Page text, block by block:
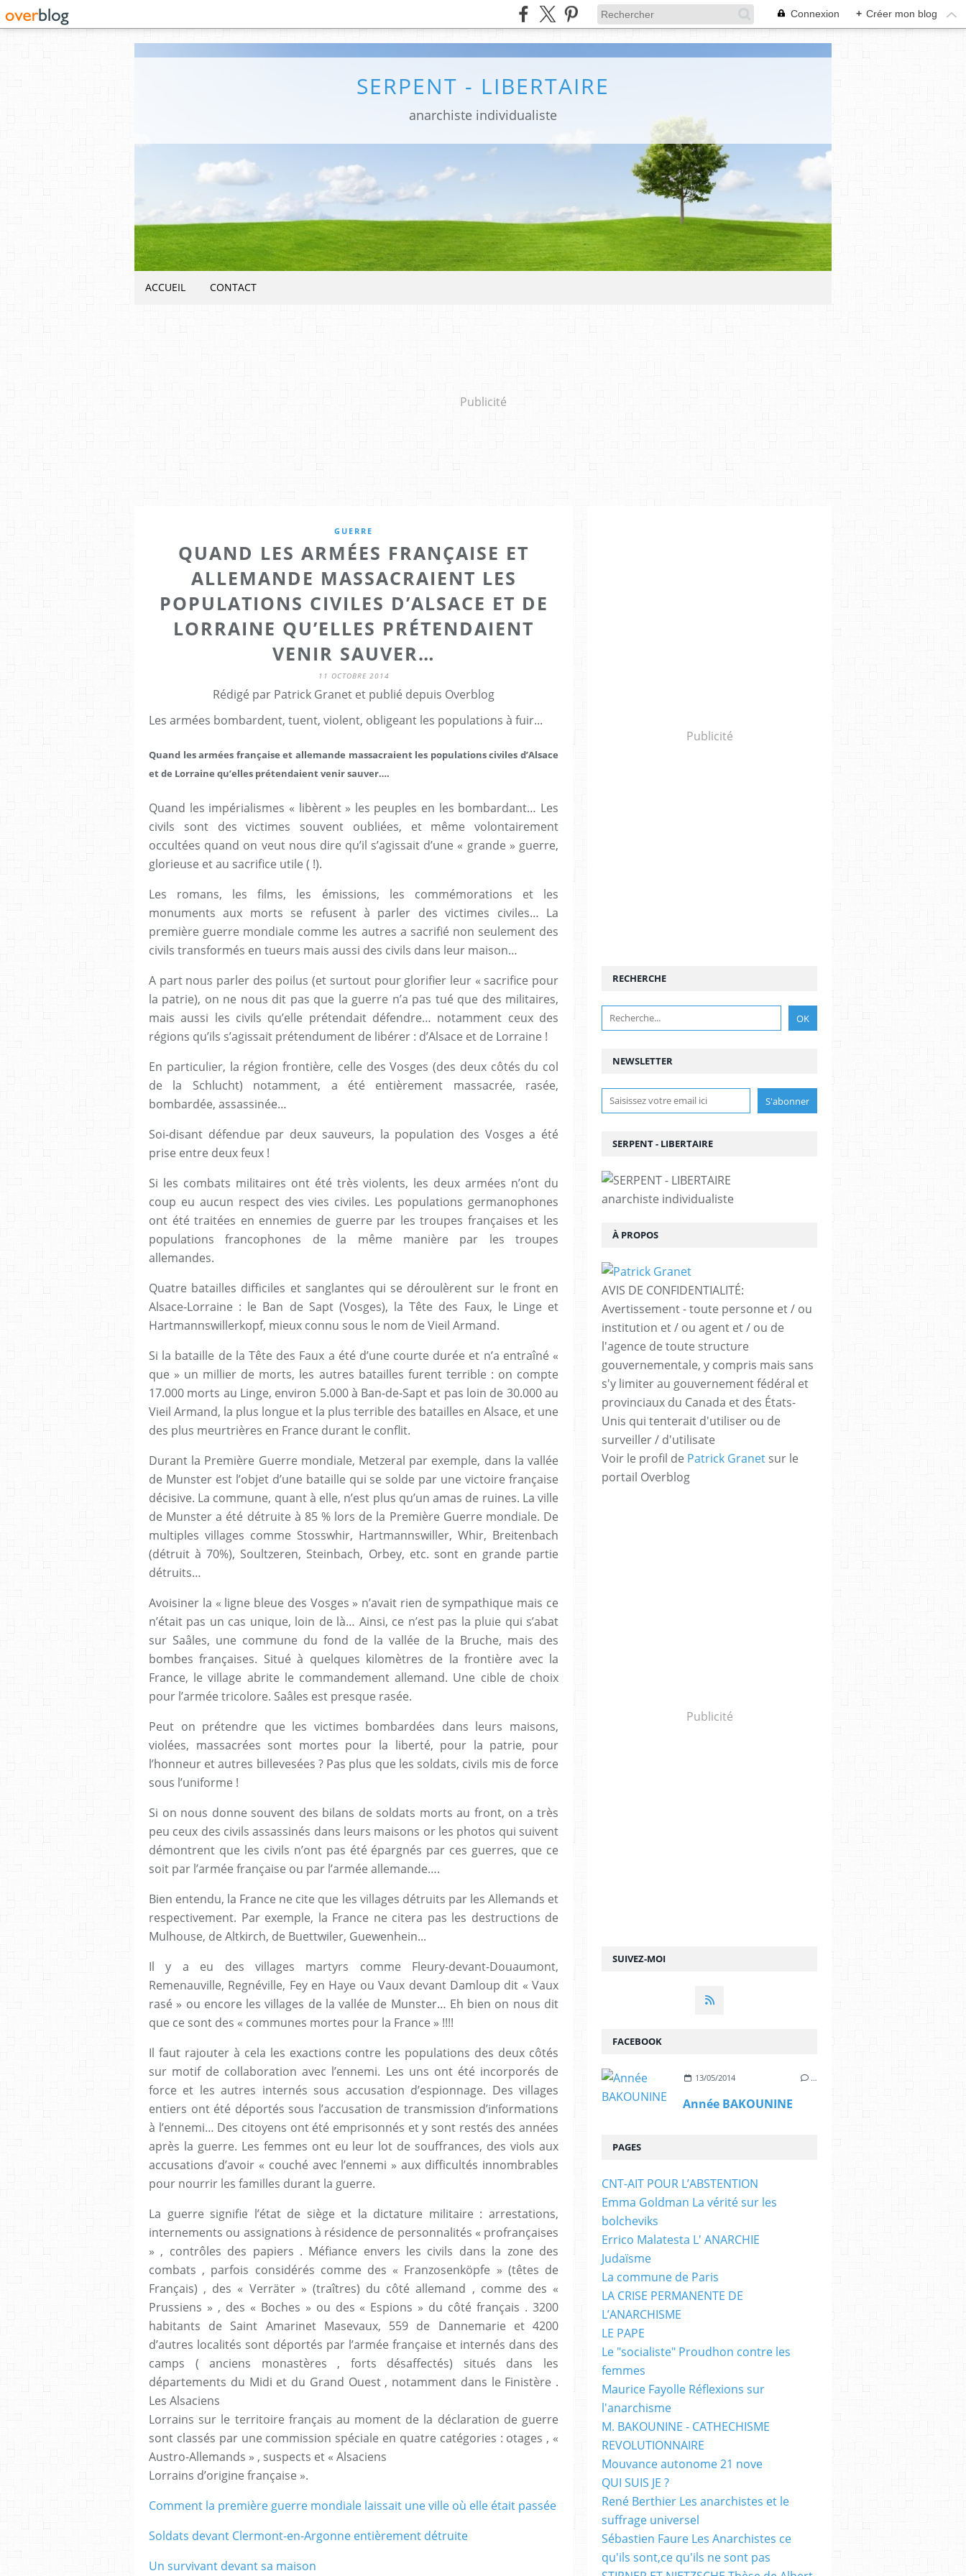
Connexion + Créer mon blog
SERPENT - LIBERTAIRE
anarchiste individualiste
ACCUEIL CONTACT
Publicité
GUERRE
QUAND LES ARMÉES FRANÇAISE ET
ALLEMANDE MASSACRAIENT LES
POPULATIONS CIVILES D’ALSACE ET DE
LORRAINE QU’ELLES PRÉTENDAIENT
VENIR SAUVER…
11 OCTOBRE 2014
Rédigé par Patrick Granet et publié depuis Overblog
Les armées bombardent, tuent, violent, obligeant les populations à fuir...
Quand les armées française et allemande massacraient les populations civiles d’Alsace
et de Lorraine qu’elles prétendaient venir sauver….
Quand les impérialismes « libèrent » les peuples en les bombardant… Les
civils sont des victimes souvent oubliées, et même volontairement
occultées quand on veut nous dire qu’il s’agissait d’une « grande » guerre,
glorieuse et au sacrifice utile ( !).
Les romans, les films, les émissions, les commémorations et les
monuments aux morts se refusent à parler des victimes civiles… La
première guerre mondiale comme les autres a sacrifié non seulement des
civils transformés en tueurs mais aussi des civils dans leur maison…
A part nous parler des poilus (et surtout pour glorifier leur « sacrifice pour
la patrie), on ne nous dit pas que la guerre n’a pas tué que des militaires,
mais aussi les civils qu’elle prétendait défendre… notamment ceux des
régions qu’ils s’agissait prétendument de libérer : d’Alsace et de Lorraine !
En particulier, la région frontière, celle des Vosges (des deux côtés du col
de la Schlucht) notamment, a été entièrement massacrée, rasée,
bombardée, assassinée…
Soi-disant défendue par deux sauveurs, la population des Vosges a été
prise entre deux feux !
Si les combats militaires ont été très violents, les deux armées n’ont du
coup eu aucun respect des vies civiles. Les populations germanophones
ont été traitées en ennemies de guerre par les troupes françaises et les
populations francophones de la même manière par les troupes
allemandes.
Quatre batailles difficiles et sanglantes qui se déroulèrent sur le front en
Alsace-Lorraine : le Ban de Sapt (Vosges), la Tête des Faux, le Linge et
Hartmannswillerkopf, mieux connu sous le nom de Vieil Armand.
Si la bataille de la Tête des Faux a été d’une courte durée et n’a entraîné «
que » un millier de morts, les autres batailles furent terrible : on compte
17.000 morts au Linge, environ 5.000 à Ban-de-Sapt et pas loin de 30.000 au
Vieil Armand, la plus longue et la plus terrible des batailles en Alsace, et une
des plus meurtrières en France durant le conflit.
Durant la Première Guerre mondiale, Metzeral par exemple, dans la vallée
de Munster est l’objet d’une bataille qui se solde par une victoire française
décisive. La commune, quant à elle, n’est plus qu’un amas de ruines. La ville
de Munster a été détruite à 85 % lors de la Première Guerre mondiale. De
multiples villages comme Stosswhir, Hartmannswiller, Whir, Breitenbach
(détruit à 70%), Soultzeren, Steinbach, Orbey, etc. sont en grande partie
détruits…
Avoisiner la « ligne bleue des Vosges » n’avait rien de sympathique mais ce
n’était pas un cas unique, loin de là… Ainsi, ce n’est pas la pluie qui s’abat
sur Saâles, une commune du fond de la vallée de la Bruche, mais des
bombes françaises. Situé à quelques kilomètres de la frontière avec la
France, le village abrite le commandement allemand. Une cible de choix
pour l’armée tricolore. Saâles est presque rasée.
Peut on prétendre que les victimes bombardées dans leurs maisons,
violées, massacrées sont mortes pour la liberté, pour la patrie, pour
l’honneur et autres billevesées ? Pas plus que les soldats, civils mis de force
sous l’uniforme !
Si on nous donne souvent des bilans de soldats morts au front, on a très
peu ceux des civils assassinés dans leurs maisons or les photos qui suivent
démontrent que les civils n’ont pas été épargnés par ces guerres, que ce
soit par l’armée française ou par l’armée allemande….
Bien entendu, la France ne cite que les villages détruits par les Allemands et
respectivement. Par exemple, la France ne citera pas les destructions de
Mulhouse, de Altkirch, de Buettwiler, Guewenhein...
Il y a eu des villages martyrs comme Fleury-devant-Douaumont,
Remenauville, Regnéville, Fey en Haye ou Vaux devant Damloup dit « Vaux
rasé » ou encore les villages de la vallée de Munster… Eh bien on nous dit
que ce sont des « communes mortes pour la France » !!!!
Il faut rajouter à cela les exactions contre les populations des deux côtés
sur motif de collaboration avec l’ennemi. Les uns ont été incorporés de
force et les autres internés sous accusation d’espionnage. Des villages
entiers ont été déportés sous l’accusation de transmission d’informations
à l’ennemi… Des citoyens ont été emprisonnés et y sont restés des années
après la guerre. Les femmes ont eu leur lot de souffrances, des viols aux
accusations d’avoir « couché avec l’ennemi » aux difficultés innombrables
pour nourrir les familles durant la guerre.
La guerre signifie l’état de siège et la dictature militaire : arrestations,
internements ou assignations à résidence de personnalités « profrançaises
» , contrôles des papiers . Méfiance envers les civils dans la zone des
combats , parfois considérés comme des « Franzosenköpfe » (têtes de
Français) , des « Verräter » (traîtres) du côté allemand , comme des «
Prussiens » , des « Boches » ou des « Espions » du côté français . 3200
habitants de Saint Amarinet Masevaux, 559 de Dannemarie et 4200
d’autres localités sont déportés par l’armée française et internés dans des
camps ( anciens monastères , forts désaffectés) situés dans les
départements du Midi et du Grand Ouest , notamment dans le Finistère .
Les Alsaciens
Lorrains sur le territoire français au moment de la déclaration de guerre
sont classés par une commission spéciale en quatre catégories : otages , «
Austro-Allemands » , suspects et « Alsaciens
Lorrains d’origine française ».
Comment la première guerre mondiale laissait une ville où elle était passée
Soldats devant Clermont-en-Argonne entièrement détruite
Un survivant devant sa maison
Publicité
NEWSLETTER
SUIVEZ-MOI
RECHERCHE
SERPENT - LIBERTAIRE
anarchiste individualiste
À PROPOS
AVIS DE CONFIDENTIALITÉ:
Avertissement - toute personne et / ou
institution et / ou agent et / ou de
l'agence de toute structure
gouvernementale, y compris mais sans
s'y limiter au gouvernement fédéral et
provinciaux du Canada et des États-
Unis qui tenterait d'utiliser ou de
surveiller / d'utilisate
Voir le profil de Patrick Granet sur le
portail Overblog
Publicité
FACEBOOK
13/05/2014 …
Année BAKOUNINE
PAGES
CNT-AIT POUR L’ABSTENTION
Emma Goldman La vérité sur les
bolcheviks
Errico Malatesta L' ANARCHIE
Judaïsme
La commune de Paris
LA CRISE PERMANENTE DE
L’ANARCHISME
LE PAPE
Le "socialiste" Proudhon contre les
femmes
Maurice Fayolle Réflexions sur
l'anarchisme
M. BAKOUNINE - CATHECHISME
REVOLUTIONNAIRE
Mouvance autonome 21 nove
QUI SUIS JE ?
René Berthier Les anarchistes et le
suffrage universel
Sébastien Faure Les Anarchistes ce
qu'ils sont,ce qu'ils ne sont pas